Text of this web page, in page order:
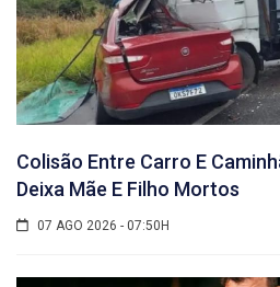
Colisão Entre Carro E
Deixa Mãe E Filho Mortos
07 AGO 2026 - 07:50H